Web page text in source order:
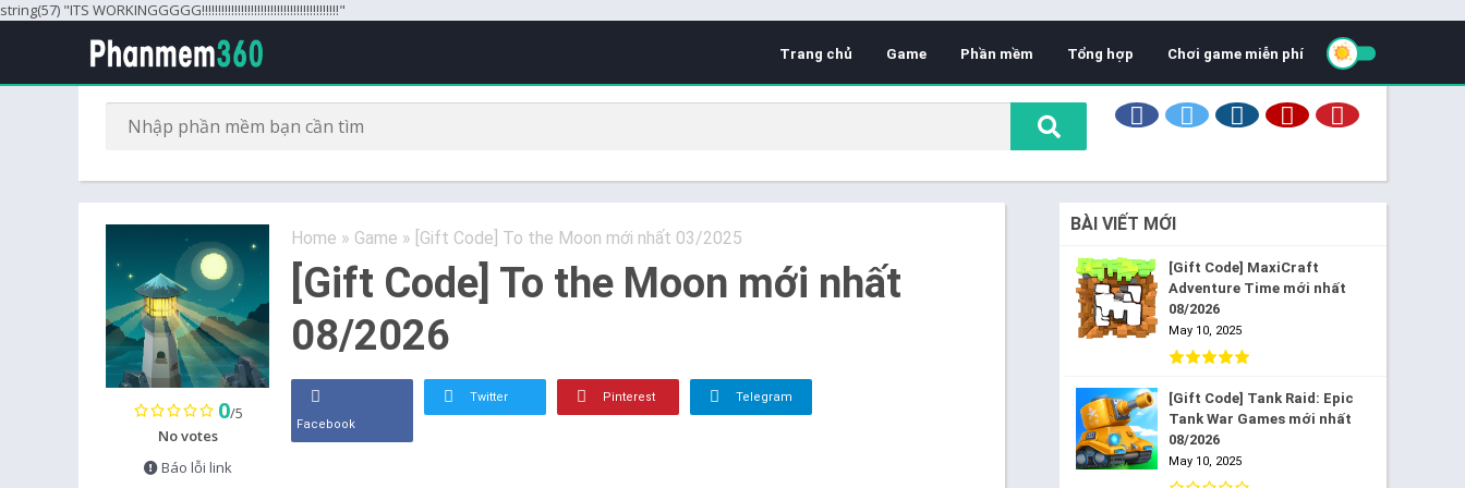
string(57) "ITS WORKINGGGGG!!!!!!!!!!!!!!!!!!!!!!!!!!!!!!!!!!!!!!!!!!"
Trang chủ Game Phần mềm Tổng hợp Chơi game miễn phí
Home » Game » [Gift Code] To the Moon mới nhất 03/2025
[Gift Code] To the Moon mới nhất
08/2026
0/5
No votes
Báo lỗi link
Facebook
Twitter Pinterest Telegram
BÀI VIẾT MỚI
[Gift Code] MaxiCraft
Adventure Time mới nhất
08/2026
May 10, 2025
[Gift Code] Tank Raid: Epic
Tank War Games mới nhất
08/2026
May 10, 2025